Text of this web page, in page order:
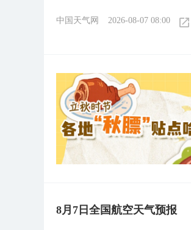
中国天气网 2026-08-07 08:00
8月7日全国航空天气预报